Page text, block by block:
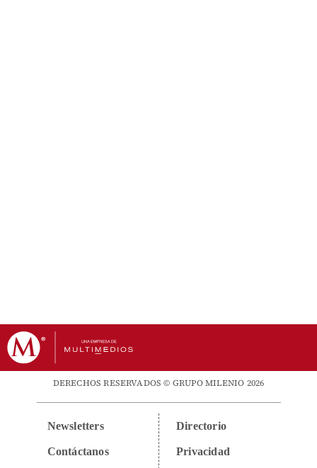
DERECHOS RESERVADOS © GRUPO MILENIO 2026
Newsletters
Contáctanos
Directorio
Privacidad